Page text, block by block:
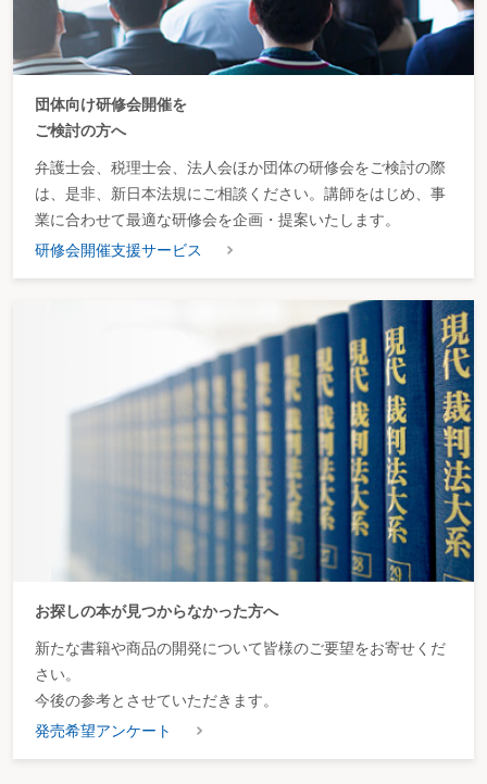
団体向け研修会開催を
ご検討の方へ
弁護士会、税理士会、法人会ほか団体の研修会をご検討の際
は、是非、新日本法規にご相談ください。講師をはじめ、事
業に合わせて最適な研修会を企画・提案いたします。
研修会開催支援サービス
お探しの本が見つからなかった方へ
新たな書籍や商品の開発について皆様のご要望をお寄せくだ
さい。
今後の参考とさせていただきます。
発売希望アンケート